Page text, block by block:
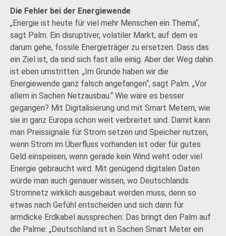
Die Fehler bei der Energiewende
„Energie ist heute für viel mehr Menschen ein Thema“,
sagt Palm. Ein disruptiver, volatiler Markt, auf dem es
darum gehe, fossile Energieträger zu ersetzen. Dass das
ein Ziel ist, da sind sich fast alle einig. Aber der Weg dahin
ist eben umstritten. „Im Grunde haben wir die
Energiewende ganz falsch angefangen“, sagt Palm. „Vor
allem in Sachen Netzausbau.“ Wie wäre es besser
gegangen? Mit Digitalisierung und mit Smart Metern, wie
sie in ganz Europa schon weit verbreitet sind. Damit kann
man Preissignale für Strom setzen und Speicher nutzen,
wenn Strom im Überfluss vorhanden ist oder für gutes
Geld einspeisen, wenn gerade kein Wind weht oder viel
Energie gebraucht wird. Mit genügend digitalen Daten
würde man auch genauer wissen, wo Deutschlands
Stromnetz wirklich ausgebaut werden muss, denn so
etwas nach Gefühl entscheiden und sich dann für
armdicke Erdkabel aussprechen: Das bringt den Palm auf
die Palme: „Deutschland ist in Sachen Smart Meter ein